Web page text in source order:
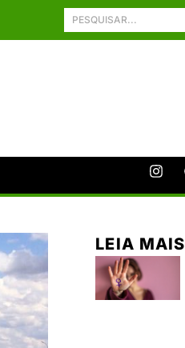
LEIA MAIS